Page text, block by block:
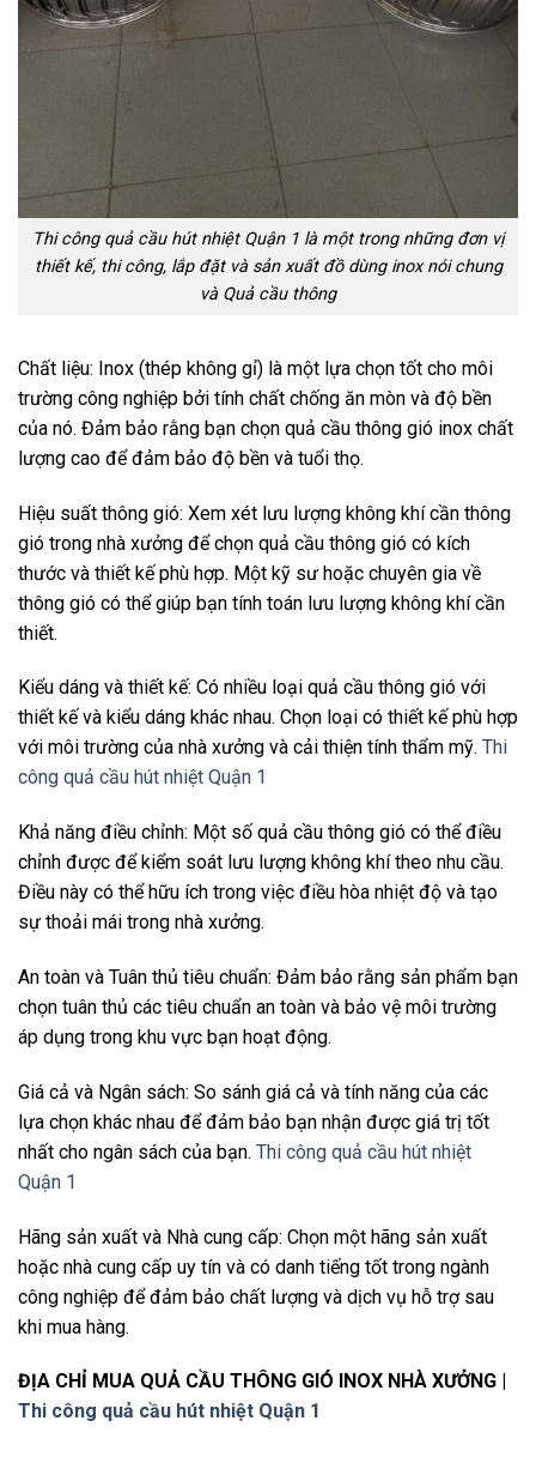
Thi công quả cầu hút nhiệt Quận 1 là một trong những đơn vị
thiết kế, thi công, lắp đặt và sản xuất đồ dùng inox nói chung
và Quả cầu thông
Chất liệu: Inox (thép không gỉ) là một lựa chọn tốt cho môi
trường công nghiệp bởi tính chất chống ăn mòn và độ bền
của nó. Đảm bảo rằng bạn chọn quả cầu thông gió inox chất
lượng cao để đảm bảo độ bền và tuổi thọ.
Hiệu suất thông gió: Xem xét lưu lượng không khí cần thông
gió trong nhà xưởng để chọn quả cầu thông gió có kích
thước và thiết kế phù hợp. Một kỹ sư hoặc chuyên gia về
thông gió có thể giúp bạn tính toán lưu lượng không khí cần
thiết.
Kiểu dáng và thiết kế: Có nhiều loại quả cầu thông gió với
thiết kế và kiểu dáng khác nhau. Chọn loại có thiết kế phù hợp
với môi trường của nhà xưởng và cải thiện tính thẩm mỹ. Thi
công quả cầu hút nhiệt Quận 1
Khả năng điều chỉnh: Một số quả cầu thông gió có thể điều
chỉnh được để kiểm soát lưu lượng không khí theo nhu cầu.
Điều này có thể hữu ích trong việc điều hòa nhiệt độ và tạo
sự thoải mái trong nhà xưởng.
An toàn và Tuân thủ tiêu chuẩn: Đảm bảo rằng sản phẩm bạn
chọn tuân thủ các tiêu chuẩn an toàn và bảo vệ môi trường
áp dụng trong khu vực bạn hoạt động.
Giá cả và Ngân sách: So sánh giá cả và tính năng của các
lựa chọn khác nhau để đảm bảo bạn nhận được giá trị tốt
nhất cho ngân sách của bạn. Thi công quả cầu hút nhiệt
Quận 1
Hãng sản xuất và Nhà cung cấp: Chọn một hãng sản xuất
hoặc nhà cung cấp uy tín và có danh tiếng tốt trong ngành
công nghiệp để đảm bảo chất lượng và dịch vụ hỗ trợ sau
khi mua hàng.
ĐỊA CHỈ MUA QUẢ CẦU THÔNG GIÓ INOX NHÀ XƯỞNG |
Thi công quả cầu hút nhiệt Quận 1